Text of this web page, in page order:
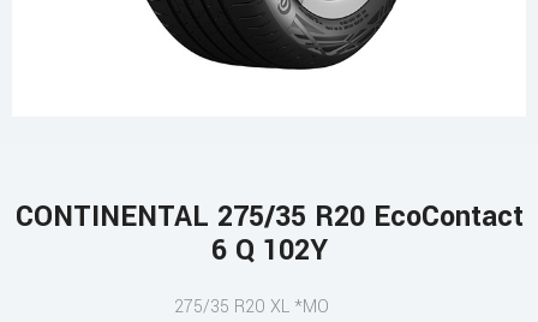
CONTINENTAL 275/35 R20 EcoContact
6 Q 102Y
275/35 R20 XL *MO